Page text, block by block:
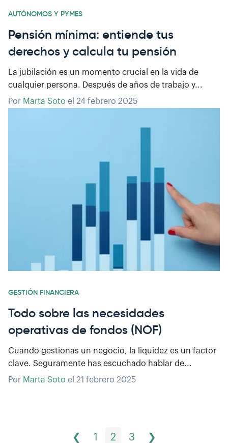
AUTÓNOMOS Y PYMES
Pensión mínima: entiende tus
derechos y calcula tu pensión
La jubilación es un momento crucial en la vida de
cualquier persona. Después de años de trabajo y...
Por Marta Soto el 24 febrero 2025
GESTIÓN FINANCIERA
Todo sobre las necesidades
operativas de fondos (NOF)
Cuando gestionas un negocio, la liquidez es un factor
clave. Seguramente has escuchado hablar de...
Por Marta Soto el 21 febrero 2025
❮ 1 2 3 ❯